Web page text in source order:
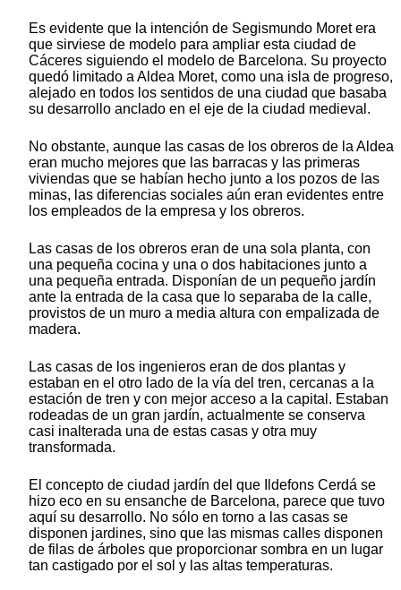
Es evidente que la intención de Segismundo Moret era
que sirviese de modelo para ampliar esta ciudad de
Cáceres siguiendo el modelo de Barcelona. Su proyecto
quedó limitado a Aldea Moret, como una isla de progreso,
alejado en todos los sentidos de una ciudad que basaba
su desarrollo anclado en el eje de la ciudad medieval.
No obstante, aunque las casas de los obreros de la Aldea
eran mucho mejores que las barracas y las primeras
viviendas que se habían hecho junto a los pozos de las
minas, las diferencias sociales aún eran evidentes entre
los empleados de la empresa y los obreros.
Las casas de los obreros eran de una sola planta, con
una pequeña cocina y una o dos habitaciones junto a
una pequeña entrada. Disponían de un pequeño jardín
ante la entrada de la casa que lo separaba de la calle,
provistos de un muro a media altura con empalizada de
madera.
Las casas de los ingenieros eran de dos plantas y
estaban en el otro lado de la vía del tren, cercanas a la
estación de tren y con mejor acceso a la capital. Estaban
rodeadas de un gran jardín, actualmente se conserva
casi inalterada una de estas casas y otra muy
transformada.
El concepto de ciudad jardín del que Ildefons Cerdá se
hizo eco en su ensanche de Barcelona, parece que tuvo
aquí su desarrollo. No sólo en torno a las casas se
disponen jardines, sino que las mismas calles disponen
de filas de árboles que proporcionar sombra en un lugar
tan castigado por el sol y las altas temperaturas.